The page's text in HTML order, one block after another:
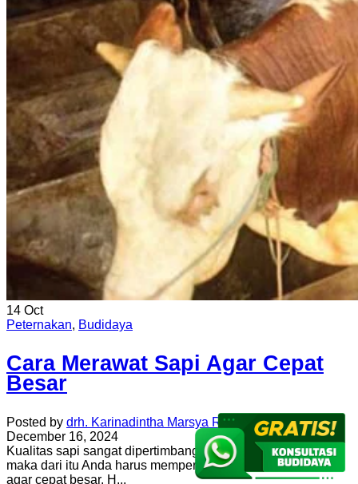
14 Oct
Peternakan, Budidaya
Cara Merawat Sapi Agar Cepat
Besar
Posted by drh. Karinadintha Marsya Rachman
December 16, 2024
Kualitas sapi sangat dipertimbangkan dari segi harga jual,
maka dari itu Anda harus memperhatikan cara merawat sapi
agar cepat besar. H...